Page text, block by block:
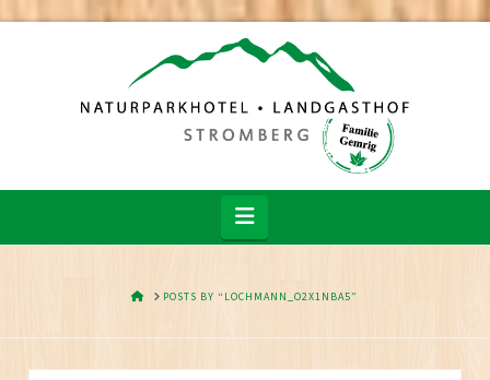
Navigation
HOMEPOSTS BY “LOCHMANN_O2X1NBA5”